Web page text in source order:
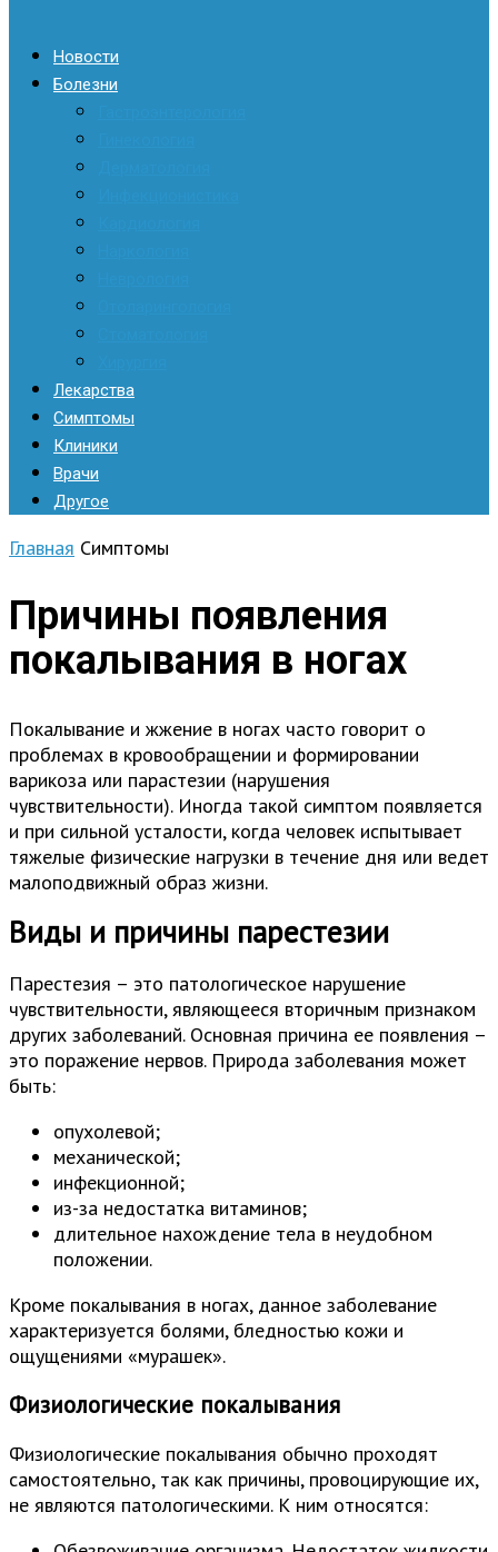
Новости
Болезни
Лекарства
Симптомы
Клиники
Врачи
Другое
Главная Симптомы
Причины появления
покалывания в ногах
Покалывание и жжение в ногах часто говорит о
проблемах в кровообращении и формировании
варикоза или парастезии (нарушения
чувствительности). Иногда такой симптом появляется
и при сильной усталости, когда человек испытывает
тяжелые физические нагрузки в течение дня или ведет
малоподвижный образ жизни.
Виды и причины парестезии
Парестезия – это патологическое нарушение
чувствительности, являющееся вторичным признаком
других заболеваний. Основная причина ее появления –
это поражение нервов. Природа заболевания может
быть:
опухолевой;
механической;
инфекционной;
из-за недостатка витаминов;
длительное нахождение тела в неудобном
положении.
Кроме покалывания в ногах, данное заболевание
характеризуется болями, бледностью кожи и
ощущениями «мурашек».
Физиологические покалывания
Физиологические покалывания обычно проходят
самостоятельно, так как причины, провоцирующие их,
не являются патологическими. К ним относятся: